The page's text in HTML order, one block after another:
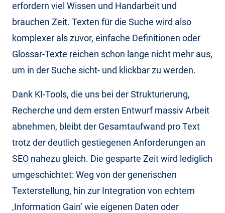
erfordern viel Wissen und Handarbeit und
brauchen Zeit. Texten für die Suche wird also
komplexer als zuvor, einfache Definitionen oder
Glossar-Texte reichen schon lange nicht mehr aus,
um in der Suche sicht- und klickbar zu werden.
Dank KI-Tools, die uns bei der Strukturierung,
Recherche und dem ersten Entwurf massiv Arbeit
abnehmen, bleibt der Gesamtaufwand pro Text
trotz der deutlich gestiegenen Anforderungen an
SEO nahezu gleich. Die gesparte Zeit wird lediglich
umgeschichtet: Weg von der generischen
Texterstellung, hin zur Integration von echtem
‚Information Gain‘ wie eigenen Daten oder